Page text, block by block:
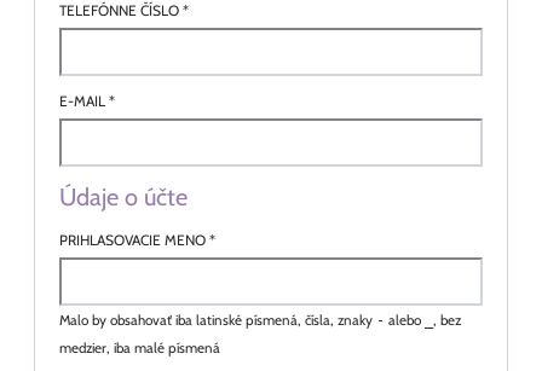
TELEFÓNNE ČÍSLO *
E-MAIL *
Údaje o účte
PRIHLASOVACIE MENO *
Malo by obsahovať iba latinské písmená, čísla, znaky - alebo
, bez
medzier, iba malé písmená